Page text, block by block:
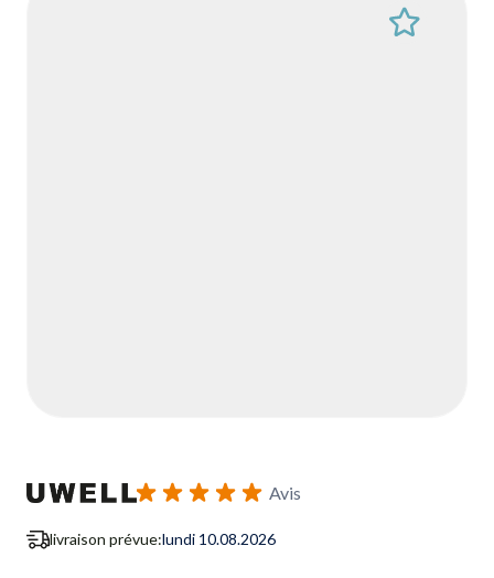
Avis
livraison prévue:lundi 10.08.2026